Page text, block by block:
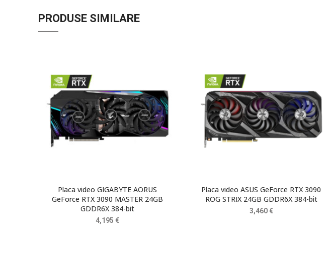
PRODUSE SIMILARE
Placa video GIGABYTE AORUS
GeForce RTX 3090 MASTER 24GB
GDDR6X 384-bit
4,195 €
Placa video ASUS GeForce RTX 3090
ROG STRIX 24GB GDDR6X 384-bit
3,460 €